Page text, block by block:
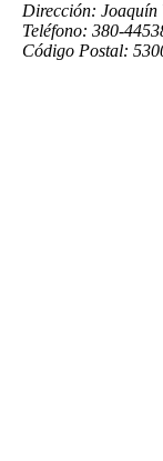
Dirección: Joaquín
Teléfono: 380-
Código Postal: